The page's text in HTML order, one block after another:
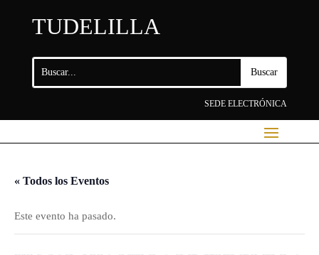
TUDELILLA
SEDE ELECTRÓNICA
« Todos los Eventos
Este evento ha pasado.